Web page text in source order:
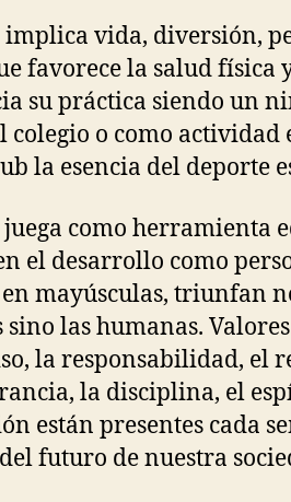
implica vida, diversión,
favorece la salud física
su práctica siendo un
colegio o como actividad
la esencia del deporte
como herramienta
el desarrollo como
mayúsculas, triunfan
las humanas.
la responsabilidad, el
la disciplina, el
están presentes cada
futuro de nuestra